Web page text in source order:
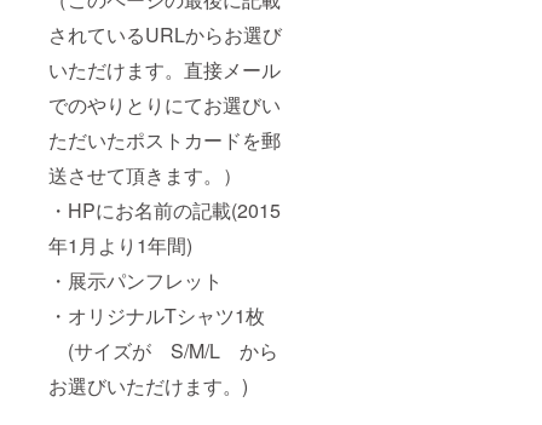
されているURLからお選び
いただけます。直接メール
でのやりとりにてお選びい
ただいたポストカードを郵
送させて頂きます。）
・HPにお名前の記載(2015
年1月より1年間)
・展示パンフレット
・オリジナルTシャツ1枚
(サイズが S/M/L から
お選びいただけます。)